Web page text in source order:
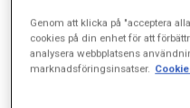
Hjärt-lung-
Genom att klicka på "acceptera
cookies på din enhet för att
analysera webbplatsens
marknadsföringsinsatser.